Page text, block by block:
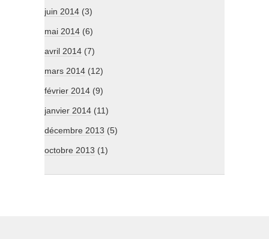
juin 2014 (3)
mai 2014 (6)
avril 2014 (7)
mars 2014 (12)
février 2014 (9)
janvier 2014 (11)
décembre 2013 (5)
octobre 2013 (1)